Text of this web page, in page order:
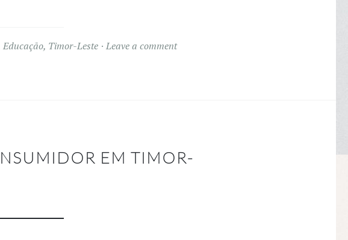
Educação, Timor-Leste Leave a comment
EM TIMOR-